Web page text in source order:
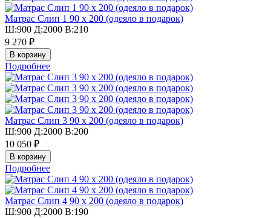
Матрас Слип 1 90 х 200 (одеяло в подарок)
Ш:900 Д:2000 В:210
9 270 ₽
Подробнее
Матрас Слип 3 90 х 200 (одеяло в подарок)
Ш:900 Д:2000 В:200
10 050 ₽
Подробнее
Матрас Слип 4 90 х 200 (одеяло в подарок)
Ш:900 Д:2000 В:190